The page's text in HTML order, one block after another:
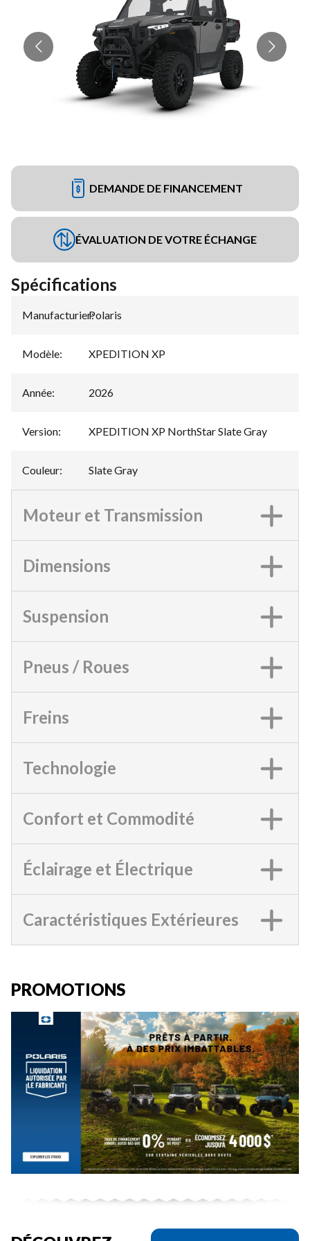
DEMANDE DE FINANCEMENT
ÉVALUATION DE VOTRE ÉCHANGE
Spécifications
Manufacturier:
Polaris
Modèle: XPEDITION XP
Année: 2026
Version: XPEDITION XP NorthStar Slate Gray
Couleur: Slate Gray
Moteur et Transmission
Dimensions
Suspension
Pneus / Roues
Freins
Technologie
Confort et Commodité
Éclairage et Électrique
Caractéristiques Extérieures
PROMOTIONS